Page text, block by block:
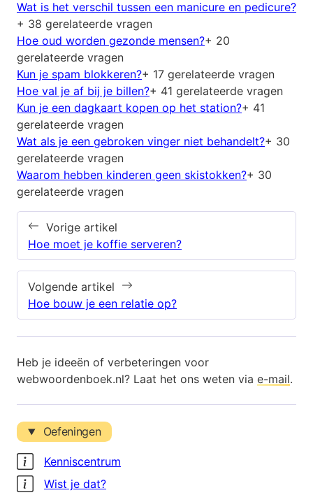
Wat is het verschil tussen een manicure en pedicure?
+ 38 gerelateerde vragen
Hoe oud worden gezonde mensen?+ 20
gerelateerde vragen
Kun je spam blokkeren?+ 17 gerelateerde vragen
Hoe val je af bij je billen?+ 41 gerelateerde vragen
Kun je een dagkaart kopen op het station?+ 41
gerelateerde vragen
Wat als je een gebroken vinger niet behandelt?+ 30
gerelateerde vragen
Waarom hebben kinderen geen skistokken?+ 30
gerelateerde vragen
Vorige artikel
Hoe moet je koffie serveren?
Volgende artikel
Hoe bouw je een relatie op?
Heb je ideeën of verbeteringen voor
webwoordenboek.nl? Laat het ons weten via e-mail.
Oefeningen
Kenniscentrum
Wist je dat?